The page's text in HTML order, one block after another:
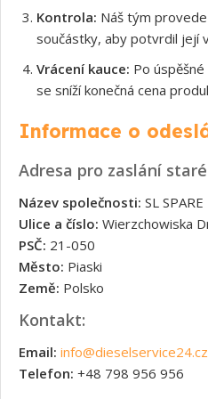
Kontrola: Náš tým
součástky, aby potvrdil její
Vrácení kauce: Po
se sníží konečná cena
Informace o
Adresa pro zaslání
Název společnosti: SL
Ulice a číslo: Wierzchowiska
PSČ: 21-050
Město: Piaski
Země: Polsko
Kontakt:
Email: info@dieselservice24.cz
Telefon: +48 798 956 956